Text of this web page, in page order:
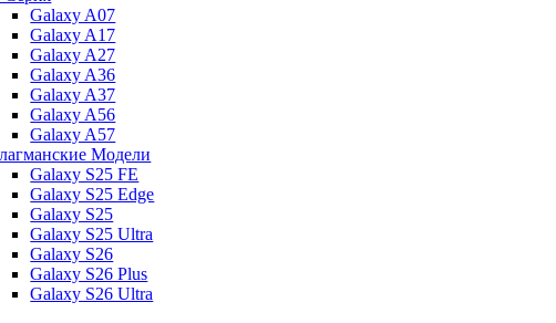
Galaxy A07
Galaxy A17
Galaxy A27
Galaxy A36
Galaxy A37
Galaxy A56
Galaxy A57
Модели
Galaxy S25 FE
Galaxy S25 Edge
Galaxy S25
Galaxy S25 Ultra
Galaxy S26
Galaxy S26 Plus
Galaxy S26 Ultra